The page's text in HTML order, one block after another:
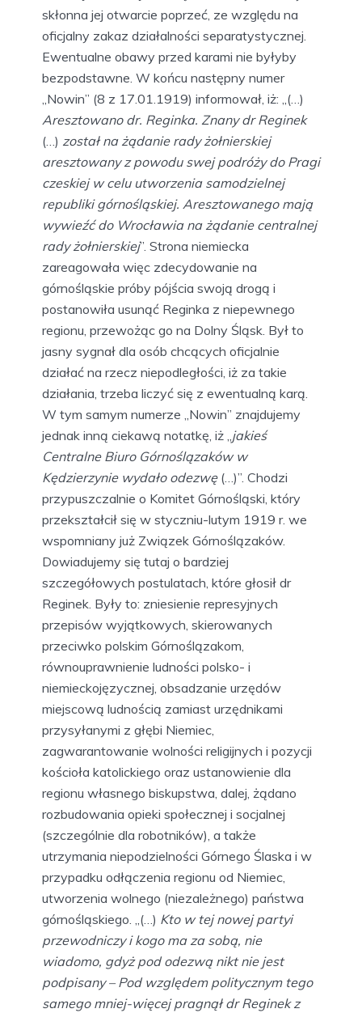
skłonna jej otwarcie poprzeć, ze względu na
oficjalny zakaz działalności separatystycznej.
Ewentualne obawy przed karami nie byłyby
bezpodstawne. W końcu następny numer
„Nowin” (8 z 17.01.1919) informował, iż: „(…)
Aresztowano dr. Reginka. Znany dr Reginek
(…) został na żądanie rady żołnierskiej
aresztowany z powodu swej podróży do Pragi
czeskiej w celu utworzenia samodzielnej
republiki górnośląskiej. Aresztowanego mają
wywieźć do Wrocławia na żądanie centralnej
rady żołnierskiej”. Strona niemiecka
zareagowała więc zdecydowanie na
górnośląskie próby pójścia swoją drogą i
postanowiła usunąć Reginka z niepewnego
regionu, przewożąc go na Dolny Śląsk. Był to
jasny sygnał dla osób chcących oficjalnie
działać na rzecz niepodległości, iż za takie
działania, trzeba liczyć się z ewentualną karą.
W tym samym numerze „Nowin” znajdujemy
jednak inną ciekawą notatkę, iż „jakieś
Centralne Biuro Górnoślązaków w
Kędzierzynie wydało odezwę(…)”. Chodzi
przypuszczalnie o Komitet Górnośląski, który
przekształcił się w styczniu-lutym 1919 r. we
wspomniany już Związek Górnoślązaków.
Dowiadujemy się tutaj o bardziej
szczegółowych postulatach, które głosił dr
Reginek. Były to: zniesienie represyjnych
przepisów wyjątkowych, skierowanych
przeciwko polskim Górnoślązakom,
równouprawnienie ludności polsko- i
niemieckojęzycznej, obsadzanie urzędów
miejscową ludnością zamiast urzędnikami
przysyłanymi z głębi Niemiec,
zagwarantowanie wolności religijnych i pozycji
kościoła katolickiego oraz ustanowienie dla
regionu własnego biskupstwa, dalej, żądano
rozbudowania opieki społecznej i socjalnej
(szczególnie dla robotników), a także
utrzymania niepodzielności Górnego Ślaska i w
przypadku odłączenia regionu od Niemiec,
utworzenia wolnego (niezależnego) państwa
górnośląskiego. „(…) Kto w tej nowej partyi
przewodniczy i kogo ma za sobą, nie
wiadomo, gdyż pod odezwą nikt nie jest
podpisany – Pod względem politycznym tego
samego mniej-więcej pragnął dr Reginek z